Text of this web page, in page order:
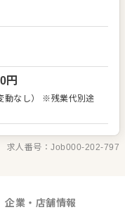
れます。 よりよいお店
ンク作り、提供 ・予約
けまでの調理業務 ・食
スタッフの教育 など
お任せしますので、
う。先輩スタッフがあ
経験が浅い方も安心し
円
動なし） ※残業代別途
求人番号：Job000-202-797
企業・店舗情報